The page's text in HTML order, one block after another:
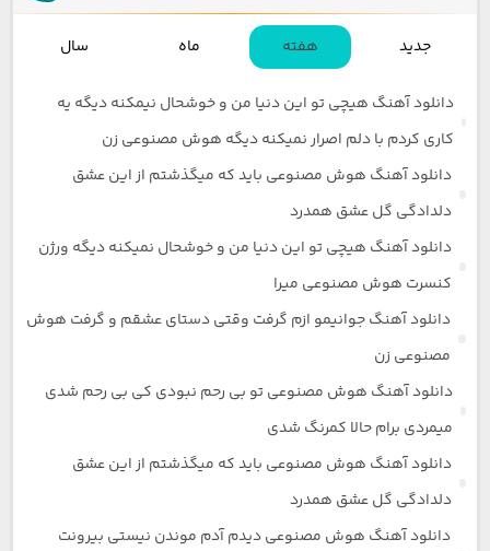
جدید هفته ماه سال
دانلود آهنگ هیچی تو این دنیا من و خوشحال نیمکنه دیگه یه
کاری کردم با دلم اصرار نمیکنه دیگه هوش مصنوعی زن
دانلود آهنگ هوش مصنوعی باید که میگذشتم از این عشق
دلدادگی گل عشق همدرد
دانلود آهنگ هیچی تو این دنیا من و خوشحال نمیکنه دیگه ورژن
کنسرت هوش مصنوعی میرا
دانلود آهنگ جوانیمو ازم گرفت وقتی دستای عشقم و گرفت هوش
مصنوعی زن
دانلود آهنگ هوش مصنوعی تو بی رحم نبودی کی بی رحم شدی
میمردی برام حالا کمرنگ شدی
دانلود آهنگ هوش مصنوعی باید که میگذشتم از این عشق
دلدادگی گل عشق همدرد
دانلود آهنگ هوش مصنوعی دیدم آدم موندن نیستی بیرونت